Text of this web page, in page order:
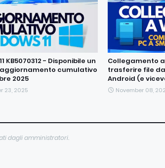
KB5070312 - Disponibile un
cumulativo
2025
23, 2025
Collegamento
trasferire file
Android (e
November 08,
dagli amministratori.